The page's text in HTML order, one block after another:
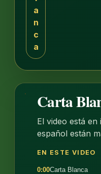
a
n
c
a
Carta
El video está en
español están
1:56
EN ESTE VIDEO
0:00Carta Blanca